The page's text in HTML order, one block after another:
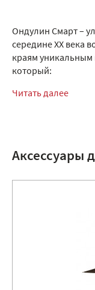
Ондулин Смарт –
середине XX века
краям уникальным
который:
Читать далее
Аксессуары